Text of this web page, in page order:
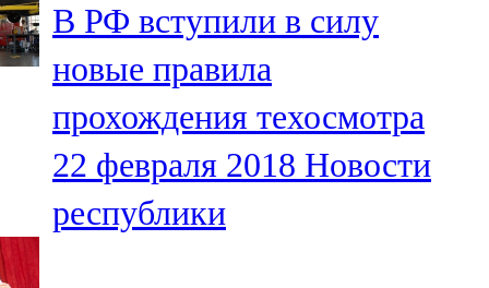
106,1 FM
Түбән Кама
102,6 FM
Чирмешән
107,7 FM
В РФ вступили в силу
новые правила
прохождения техосмотра
22 февраля 2018 Новости
республики